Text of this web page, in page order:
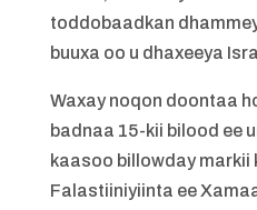
toddobaadkan
buuxa oo u dhaxeeya
Waxay noqon doontaa
badnaa 15-kii bilood ee
kaasoo billowday markii
Falastiiniyiinta ee